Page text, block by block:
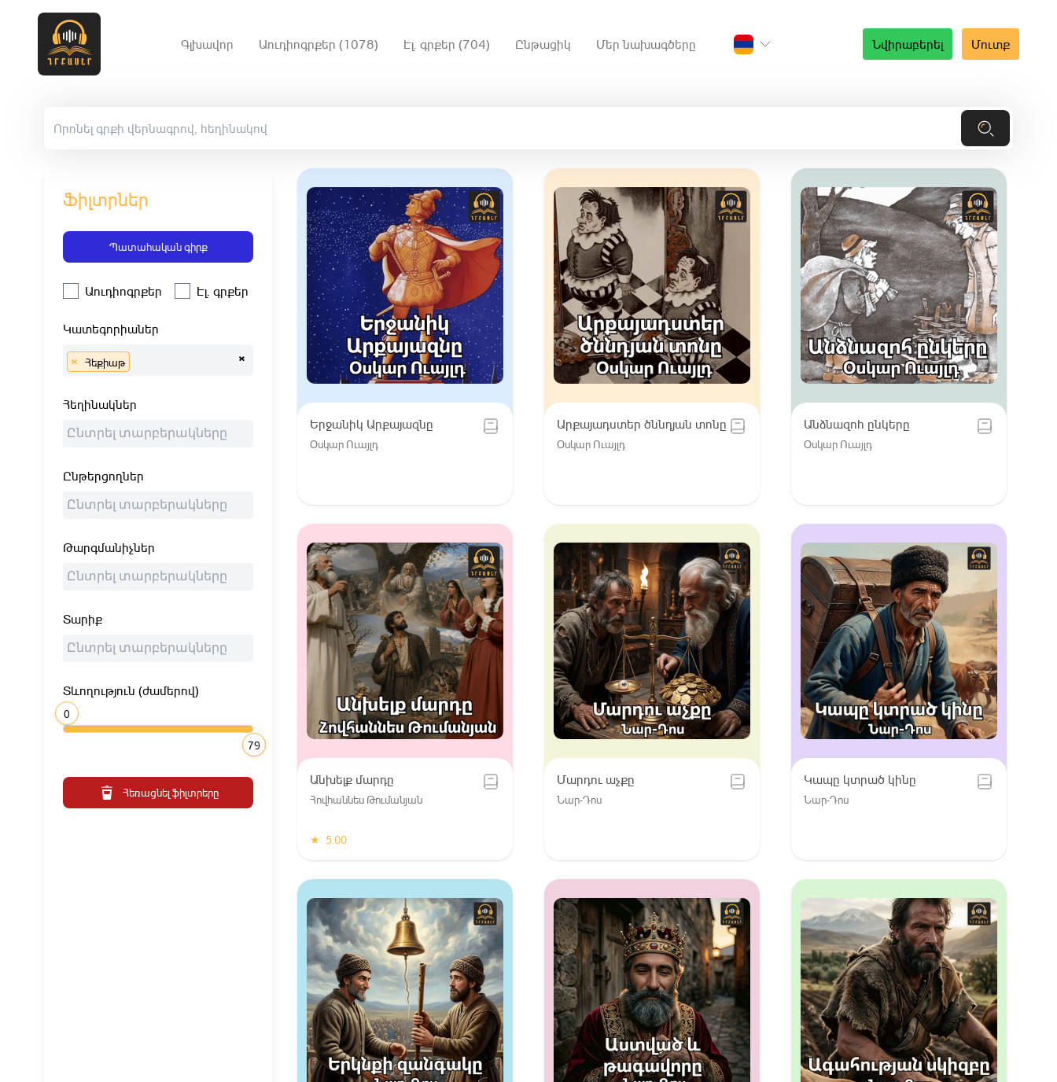
Նվիրաբերել Մուտք
Գլխավոր Աուդիոգրքեր (1078) Էլ. գրքեր (704) Ընթացիկ Մեր նախագծերը
Ֆիլտրներ
Պատահական գիրք
Աուդիոգրքեր Էլ. գրքեր
Կատեգորիաներ
×
× Հեքիաթ
Հեղինակներ
Ընթերցողներ
Թարգմանիչներ
Տարիք
Տևողություն (ժամերով)
0
79
Հեռացնել ֆիլտրերը
Երջանիկ Արքայազնը
Օսկար Ուայլդ
Արքայադստեր ծննդյան տոնը
Օսկար Ուայլդ
Անձնազոհ ընկերը
Օսկար Ուայլդ
Անխելք մարդը
Հովհաննես Թումանյան
★ 5.00
Մարդու աչքը
Նար-Դոս
Կապը կտրած կինը
Նար-Դոս